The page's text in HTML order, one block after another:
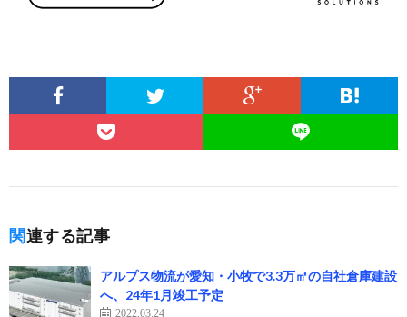
関連する記事
アルプス物流が愛知・小牧で3.3万㎡の自社倉庫建設
へ、24年1月竣工予定
2022.03.24